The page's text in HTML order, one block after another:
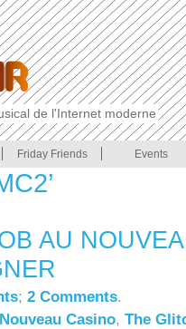
de l'Internet moderne
Friday Friends Events
AU
; 2 Comments.
Nouveau Casino, The